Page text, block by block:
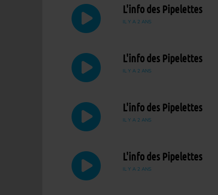
L'info des Pipelettes
IL Y A 2 ANS
L'info des Pipelettes
IL Y A 2 ANS
L'info des Pipelettes
IL Y A 2 ANS
L'info des Pipelettes
IL Y A 2 ANS